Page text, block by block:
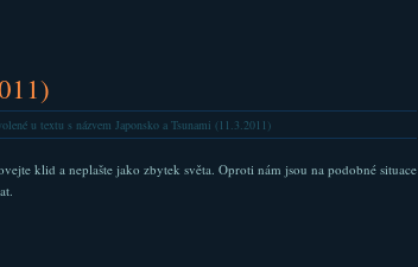
u textu s názvem Japonsko a Tsunami (11.3.2011)
klid a neplašte jako zbytek světa. Oproti nám jsou na podobné situace